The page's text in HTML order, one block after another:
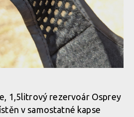
1,5litrový rezervoár Osprey
v samostatné kapse